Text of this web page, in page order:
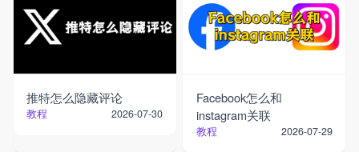
推特怎么隐藏评论
教程 2026-07-30
Facebook怎么和
instagram关联
教程 2026-07-29